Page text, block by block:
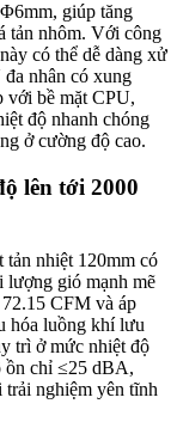
giúp tăng
tản nhôm. Với công
có thể dễ dàng xử
nhân có xung
với bề mặt CPU,
độ nhanh chóng
ở cường độ cao.
lên tới 2000
tản nhiệt 120mm có
lượng gió mạnh mẽ
CFM và áp
hóa luồng khí lưu
trì ở mức nhiệt độ
ồn chỉ ≤25 dBA,
nghiệm yên tĩnh